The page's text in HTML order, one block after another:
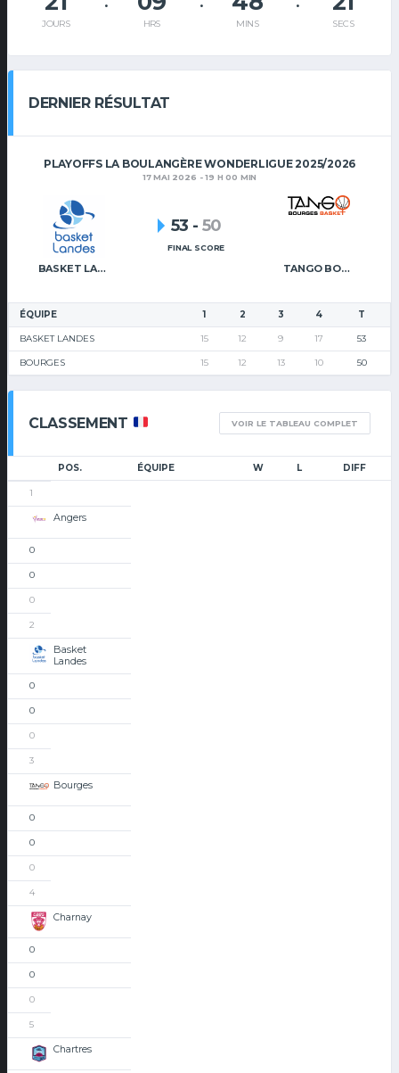
JOURS HRS MINS SECS
DERNIER RÉSULTAT
PLAYOFFS LA BOULANGÈRE WONDERLIGUE 2025/2026
17 MAI 2026 - 19 H 00 MIN
BASKET LANDES TANGO BOURGES BASKET
53 - 50
FINAL SCORE
ÉQUIPE 1 2 3 4 T
BASKET LANDES 15 12 9 17 53
BOURGES 15 12 13 10 50
CLASSEMENT VOIR LE TABLEAU COMPLET
POS. ÉQUIPE W L DIFF
1
Angers
0
0
0
2
Basket
Landes
0
0
0
3
Bourges
0
0
0
4
Charnay
0
0
0
5
Chartres